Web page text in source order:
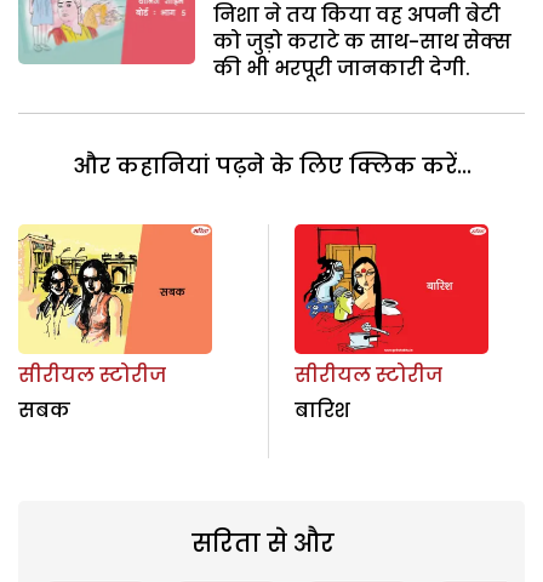
निशा ने तय किया वह अपनी बेटी
को जुड़ो कराटे क साथ-साथ सेक्स
की भी भरपूरी जानकारी देगी.
और कहानियां पढ़ने के लिए क्लिक करें...
सीरीयल स्टोरीज
सबक
सीरीयल स्टोरीज
बारिश
सरिता से और